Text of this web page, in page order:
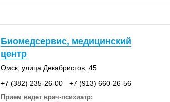
Биомедсервис, медицинский
центр
Омск, улица Декабристов, 45
+7 (382) 235-26-00
+7 (913) 660-26-56
Прием ведет врач-психиатр: